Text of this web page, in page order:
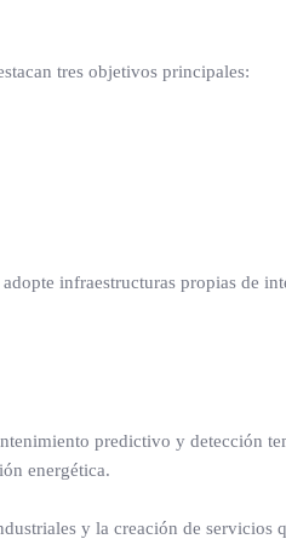
tres objetivos principales:
infraestructuras propias de
predictivo y detección
energética.
y la creación de servicios